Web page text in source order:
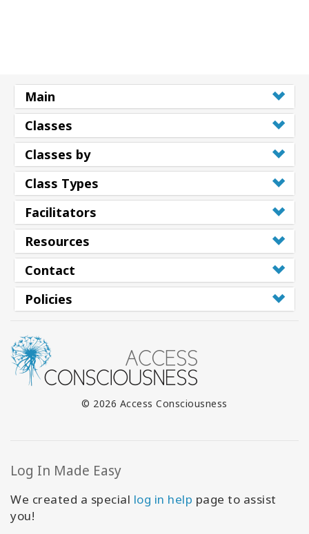
Main
Classes
Classes by
Class Types
Facilitators
Resources
Contact
Policies
© 2026 Access Consciousness
Log In Made Easy
We created a special log in help page to assist
you!